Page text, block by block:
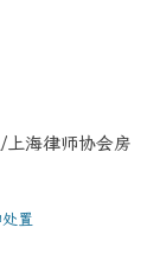
海律师协会房
置